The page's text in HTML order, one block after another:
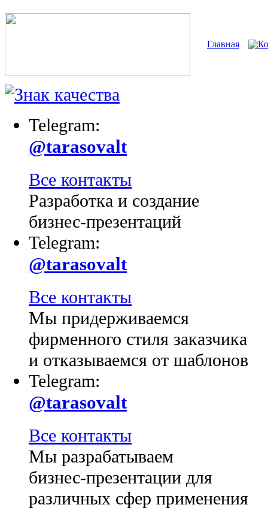
Главная
Telegram:
@tarasovalt
Все контакты
Разработка и создание
бизнес-презентаций
Telegram:
@tarasovalt
Все контакты
Мы придерживаемся
фирменного стиля заказчика
и отказываемся от шаблонов
Telegram:
@tarasovalt
Все контакты
Мы разрабатываем
бизнес-презентации для
различных сфер применения